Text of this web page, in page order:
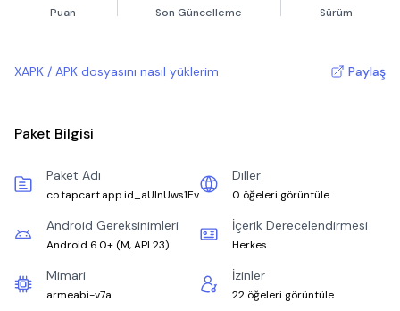
Puan Son Güncelleme Sürüm
XAPK / APK dosyasını nasıl yüklerim Paylaş
Paket Bilgisi
Paket Adı
co.tapcart.app.id_aUlnUws1Ev
Diller
0 öğeleri görüntüle
Android Gereksinimleri
Android 6.0+ (M, API 23)
İçerik Derecelendirmesi
Herkes
Mimari
armeabi-v7a
İzinler
22 öğeleri görüntüle